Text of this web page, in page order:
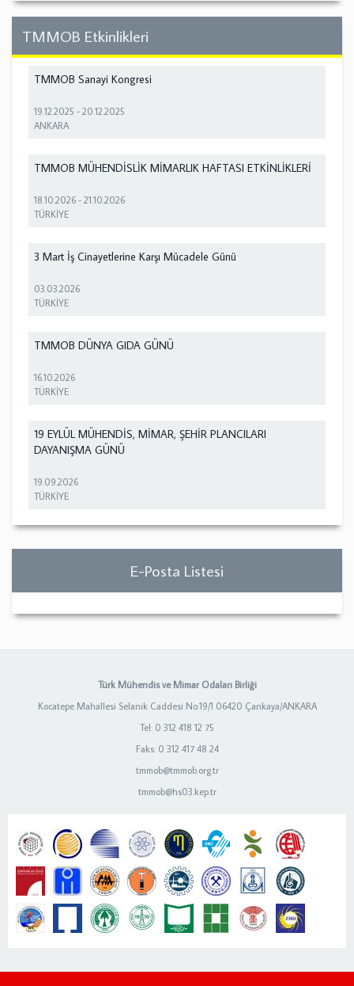
TMMOB Etkinlikleri
TMMOB Sanayi Kongresi
19.12.2025 -20.12.2025
ANKARA
TMMOB MÜHENDİSLİK MİMARLIK HAFTASI ETKİNLİKLERİ
18.10.2026 -21.10.2026
TÜRKİYE
3 Mart İş Cinayetlerine Karşı Mücadele Günü
03.03.2026
TÜRKİYE
TMMOB DÜNYA GIDA GÜNÜ
16.10.2026
TÜRKİYE
19 EYLÜL MÜHENDİS, MİMAR, ŞEHİR PLANCILARI
DAYANIŞMA GÜNÜ
19.09.2026
TÜRKİYE
E-Posta Listesi
Türk Mühendis ve Mimar Odaları Birliği
Kocatepe Mahallesi Selanik Caddesi No:19/1 06420 Çankaya/ANKARA
Tel: 0 312 418 12 75
Faks: 0 312 417 48 24
tmmob@tmmob.org.tr
tmmob@hs03.kep.tr